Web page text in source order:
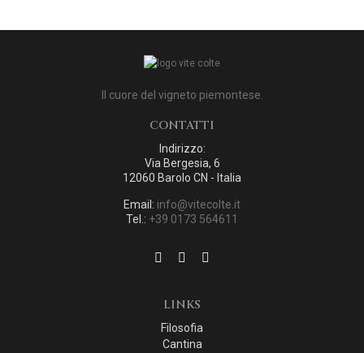
Il cuore del vigneto piemontese.
CONTATTI
Indirizzo:
Via Bergesia, 6
12060 Barolo CN - Italia
Email: info@vitecolte.it
Tel.: +39 0173 564611
LINKS
Filosofia
Cantina